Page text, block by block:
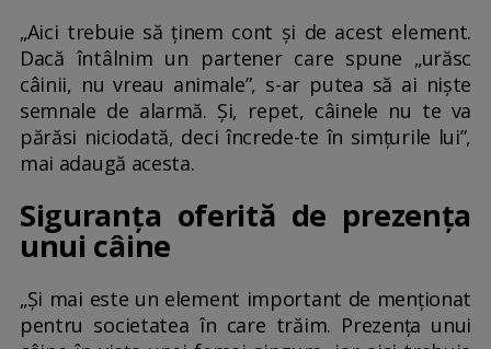
„Aici trebuie să ținem cont și de acest element.
Dacă întâlnim un partener care spune „urăsc
câinii, nu vreau animale”, s-ar putea să ai niște
semnale de alarmă. Și, repet, câinele nu te va
părăsi niciodată, deci încrede-te în simțurile lui”,
mai adaugă acesta.
Siguranța oferită de prezența
unui câine
„Și mai este un element important de menționat
pentru societatea în care trăim. Prezența unui